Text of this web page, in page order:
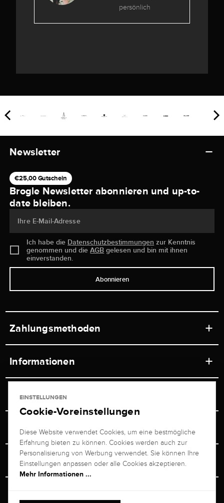
persönlich
Newsletter
€25,00 Gutschein
Brogle Newsletter abonnieren und up-to-
date bleiben.
Ihre E-Mail-Adresse
Ich habe die Datenschutzbestimmungen zur Kenntnis
genommen und dieAGB gelesen und bin mit ihnen
einverstanden.
Abonnieren
Zahlungsmethoden
Informationen
Ladengeschäft
Versand & Zahlung
Ratgeber
Service
Newsletterabmeldung
Retouren-Service
Vertrag Widerrufen
Juwelier Brogle
Über uns
Unternehmen
Persönlicher Berater
EINSTELLUNGEN
Cookie-Voreinstellungen
Diese Website verwendet Cookies, um eine bestmögliche
Erfahrung bieten zu können. Cookies werden auch zur
Personalisierung von Werbung verwendet. Sie können Ihre
Einstellungen anpassen oder alle Cookies akzeptieren.
Mehr Informationen ...